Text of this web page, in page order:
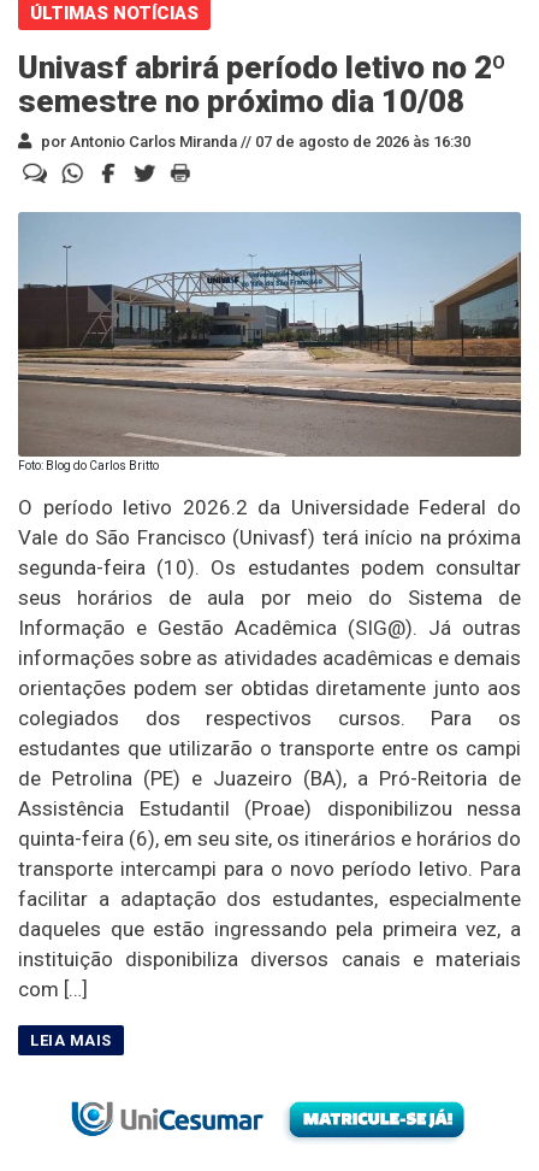
ÚLTIMAS NOTÍCIAS
Univasf abrirá período letivo no 2º
semestre no próximo dia 10/08
por Antonio Carlos Miranda // 07 de agosto de 2026 às 16:30
Foto: Blog do Carlos Britto
O período letivo 2026.2 da Universidade Federal do
Vale do São Francisco (Univasf) terá início na próxima
segunda-feira (10). Os estudantes podem consultar
seus horários de aula por meio do Sistema de
Informação e Gestão Acadêmica (SIG@). Já outras
informações sobre as atividades acadêmicas e demais
orientações podem ser obtidas diretamente junto aos
colegiados dos respectivos cursos. Para os
estudantes que utilizarão o transporte entre os campi
de Petrolina (PE) e Juazeiro (BA), a Pró-Reitoria de
Assistência Estudantil (Proae) disponibilizou nessa
quinta-feira (6), em seu site, os itinerários e horários do
transporte intercampi para o novo período letivo. Para
facilitar a adaptação dos estudantes, especialmente
daqueles que estão ingressando pela primeira vez, a
instituição disponibiliza diversos canais e materiais
com […]